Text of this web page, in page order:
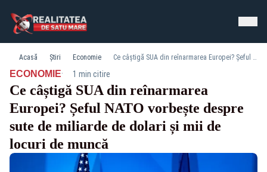
Acasă Știri Economie Ce câștigă SUA din reînarmarea Europei? Șeful NATO vorbește despre sute de miliarde de dolari și mii de locuri de muncă
ECONOMIE· 1 min citire
Ce câștigă SUA din reînarmarea
Europei? Șeful NATO vorbește despre
sute de miliarde de dolari și mii de
locuri de muncă